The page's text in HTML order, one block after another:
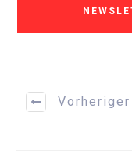
Vorheriger